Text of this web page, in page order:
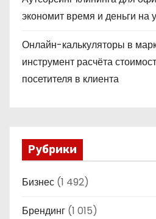
экономит время и деньги на
Онлайн-калькуляторы в
инструмент расчёта
посетителя в клиента
Рубрики
Бизнес (1 492)
Брендинг (1 015)